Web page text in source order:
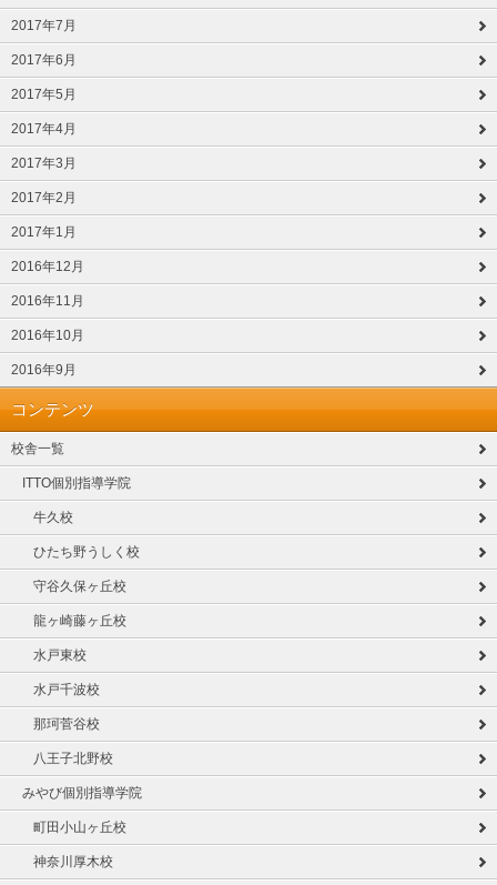
2017年7月
2017年6月
2017年5月
2017年4月
2017年3月
2017年2月
2017年1月
2016年12月
2016年11月
2016年10月
2016年9月
コンテンツ
校舎一覧
ITTO個別指導学院
牛久校
ひたち野うしく校
守谷久保ヶ丘校
龍ヶ崎藤ヶ丘校
水戸東校
水戸千波校
那珂菅谷校
八王子北野校
みやび個別指導学院
町田小山ヶ丘校
神奈川厚木校